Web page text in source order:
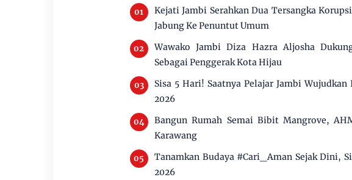
Kejati Jambi Serahkan Dua Tersangka
Jabung Ke Penuntut Umum
Wawako Jambi Diza Hazra Aljosha
Sebagai Penggerak Kota Hijau
Sisa 5 Hari! Saatnya Pelajar Jambi
2026
Bangun Rumah Semai Bibit Mangrove,
Karawang
Tanamkan Budaya #Cari_Aman Sejak Dini,
2026